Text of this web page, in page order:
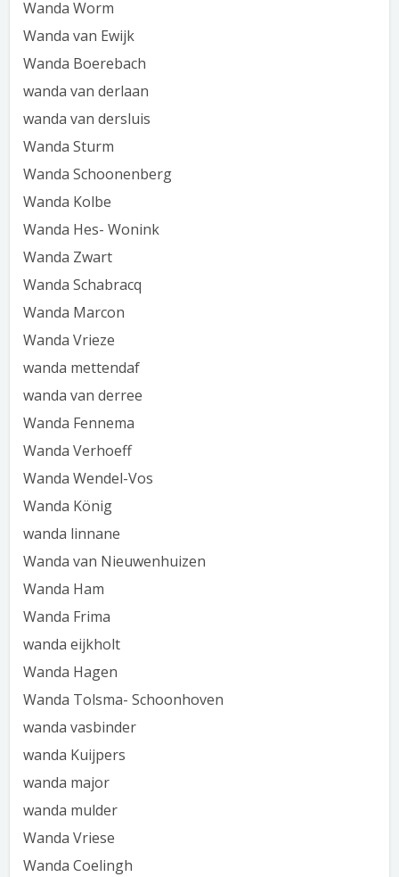
Wanda Worm
Wanda van Ewijk
Wanda Boerebach
wanda van derlaan
wanda van dersluis
Wanda Sturm
Wanda Schoonenberg
Wanda Kolbe
Wanda Hes- Wonink
Wanda Zwart
Wanda Schabracq
Wanda Marcon
Wanda Vrieze
wanda mettendaf
wanda van derree
Wanda Fennema
Wanda Verhoeff
Wanda Wendel-Vos
Wanda König
wanda linnane
Wanda van Nieuwenhuizen
Wanda Ham
Wanda Frima
wanda eijkholt
Wanda Hagen
Wanda Tolsma- Schoonhoven
wanda vasbinder
wanda Kuijpers
wanda major
wanda mulder
Wanda Vriese
Wanda Coelingh